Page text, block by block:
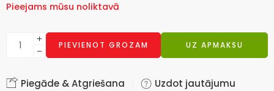
Pieejams mūsu noliktavā
PIEVIENOT GROZAM UZ APMAKSU
Piegāde & Atgriešana Uzdot jautājumu